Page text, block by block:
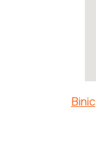
Binic